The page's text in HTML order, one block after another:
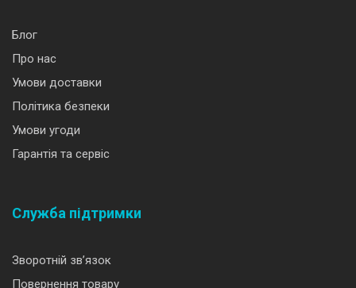
Блог
Про нас
Умови доставки
Політика безпеки
Умови угоди
Гарантія та сервіс
Служба підтримки
Зворотній зв’язок
Повернення товару